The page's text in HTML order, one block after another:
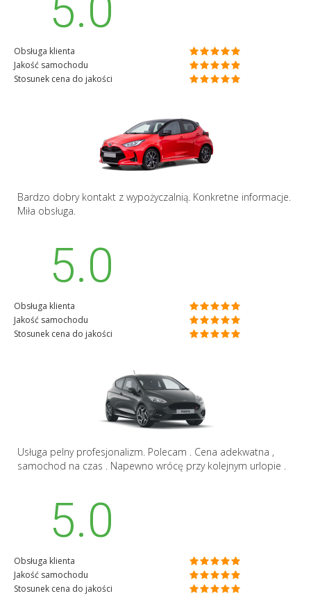
Obsługa klienta
Jakość samochodu
Stosunek cena do jakości
Bardzo dobry kontakt z wypożyczalnią. Konkretne informacje.
Miła obsługa.
5.0
Obsługa klienta
Jakość samochodu
Stosunek cena do jakości
Usługa pelny profesjonalizm. Polecam . Cena adekwatna ,
samochod na czas . Napewno wrócę przy kolejnym urlopie .
5.0
Obsługa klienta
Jakość samochodu
Stosunek cena do jakości